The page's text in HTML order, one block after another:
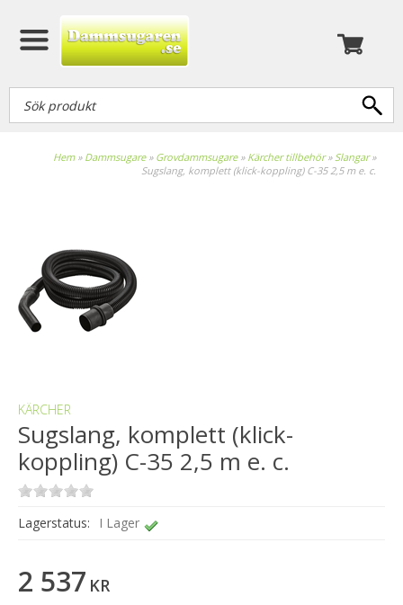
Hem» Dammsugare» Grovdammsugare» Kärcher tillbehör» Slangar»
Sugslang, komplett (klick-koppling) C-35 2,5 m e. c.
KÄRCHER
Sugslang, komplett (klick-
koppling) C-35 2,5 m e. c.
Lagerstatus: I Lager
2 537 KR